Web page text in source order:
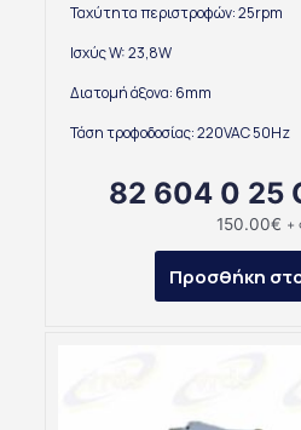
Ταχύτητα περιστροφών: 25rpm
Ισχύς W: 23,8W
Διατομή άξονα: 6mm
Τάση τροφοδοσίας: 220VAC 50Hz
82 604 0 25
150.00€ +
Προσθήκη